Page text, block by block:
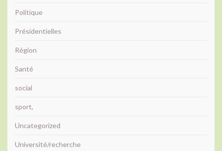
Politique
Présidentielles
Région
Santé
social
sport,
Uncategorized
Université/recherche